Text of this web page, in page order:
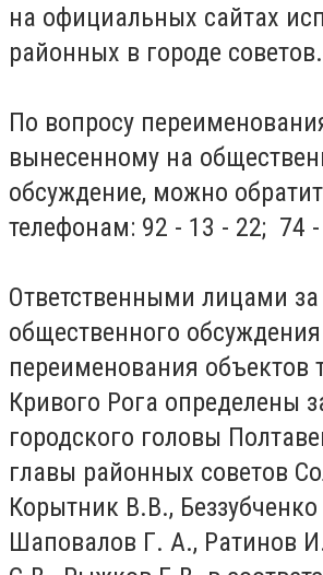
на официальных сайтах
районных в городе советов.
По вопросу
вынесенному на
обсуждение, можно
телефонам: 92 - 13 - 22; 74
Ответственными лицами
общественного
переименования объектов
Кривого Рога определены
городского головы
главы районных советов
Корытник В.В.,
Шаповалов Г. А., Ратинов